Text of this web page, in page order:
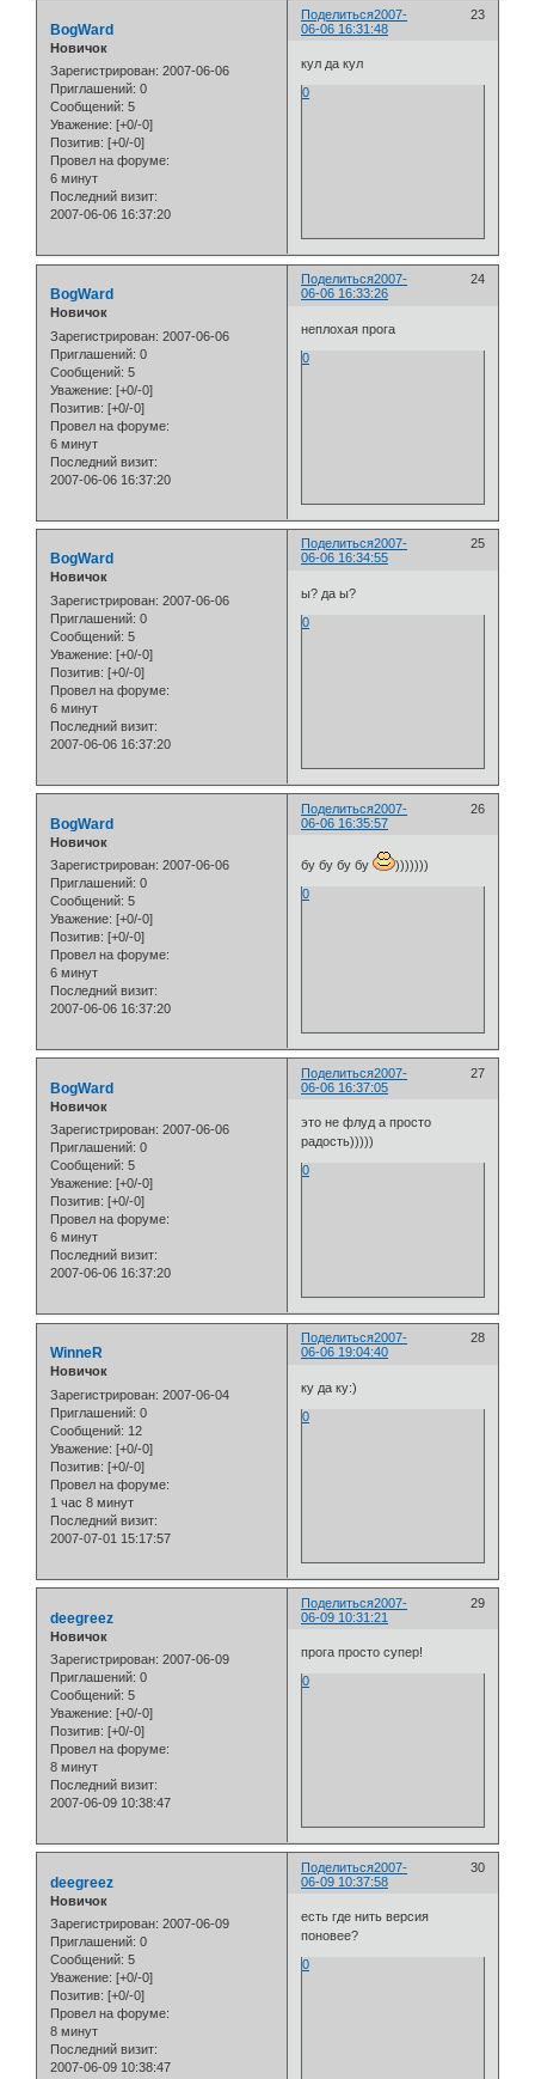
Поделиться 23
2007-
06-06 16:31:48
BogWard
Новичок
Зарегистрирован: 2007-06-06
Приглашений: 0
Сообщений: 5
Уважение: [+0/-0]
Позитив: [+0/-0]
Провел на форуме:
6 минут
Последний визит:
2007-06-06 16:37:20
кул да кул
0
Поделиться 24
2007-
06-06 16:33:26
BogWard
Новичок
Зарегистрирован: 2007-06-06
Приглашений: 0
Сообщений: 5
Уважение: [+0/-0]
Позитив: [+0/-0]
Провел на форуме:
6 минут
Последний визит:
2007-06-06 16:37:20
неплохая прога
0
Поделиться 25
2007-
06-06 16:34:55
BogWard
Новичок
Зарегистрирован: 2007-06-06
Приглашений: 0
Сообщений: 5
Уважение: [+0/-0]
Позитив: [+0/-0]
Провел на форуме:
6 минут
Последний визит:
2007-06-06 16:37:20
ы? да ы?
0
Поделиться 26
2007-
06-06 16:35:57
BogWard
Новичок
Зарегистрирован: 2007-06-06
Приглашений: 0
Сообщений: 5
Уважение: [+0/-0]
Позитив: [+0/-0]
Провел на форуме:
6 минут
Последний визит:
2007-06-06 16:37:20
бу бу бу бу
)))))))
0
Поделиться 27
2007-
06-06 16:37:05
BogWard
Новичок
Зарегистрирован: 2007-06-06
Приглашений: 0
Сообщений: 5
Уважение: [+0/-0]
Позитив: [+0/-0]
Провел на форуме:
6 минут
Последний визит:
2007-06-06 16:37:20
это не флуд а просто
радость)))))
0
Поделиться 28
2007-
06-06 19:04:40
WinneR
Новичок
Зарегистрирован: 2007-06-04
Приглашений: 0
Сообщений: 12
Уважение: [+0/-0]
Позитив: [+0/-0]
Провел на форуме:
1 час 8 минут
Последний визит:
2007-07-01 15:17:57
ку да ку:)
0
Поделиться 29
2007-
06-09 10:31:21
deegreez
Новичок
Зарегистрирован: 2007-06-09
Приглашений: 0
Сообщений: 5
Уважение: [+0/-0]
Позитив: [+0/-0]
Провел на форуме:
8 минут
Последний визит:
2007-06-09 10:38:47
прога просто супер!
0
Поделиться 30
2007-
06-09 10:37:58
deegreez
Новичок
Зарегистрирован: 2007-06-09
Приглашений: 0
Сообщений: 5
Уважение: [+0/-0]
Позитив: [+0/-0]
Провел на форуме:
8 минут
Последний визит:
2007-06-09 10:38:47
есть где нить версия
поновее?
0